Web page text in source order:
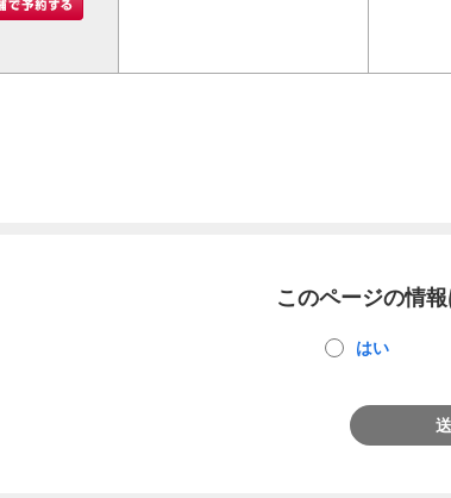
このページの情
はい